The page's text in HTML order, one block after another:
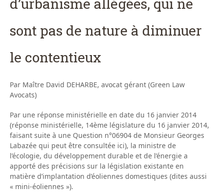
d’urbanisme allégées, qui ne
sont pas de nature à diminuer
le contentieux
Par Maître David DEHARBE, avocat gérant (Green Law
Avocats)
Par une réponse ministérielle en date du 16 janvier 2014
(réponse ministérielle, 14ème législature du 16 janvier 2014,
faisant suite à une Question n°06904 de Monsieur Georges
Labazée qui peut être consultée ici), la ministre de
l’écologie, du développement durable et de l’énergie a
apporté des précisions sur la législation existante en
matière d’implantation d’éoliennes domestiques (dites aussi
« mini-éoliennes »).